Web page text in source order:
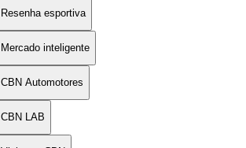
Resenha esportiva
Mercado inteligente
CBN Automotores
CBN LAB